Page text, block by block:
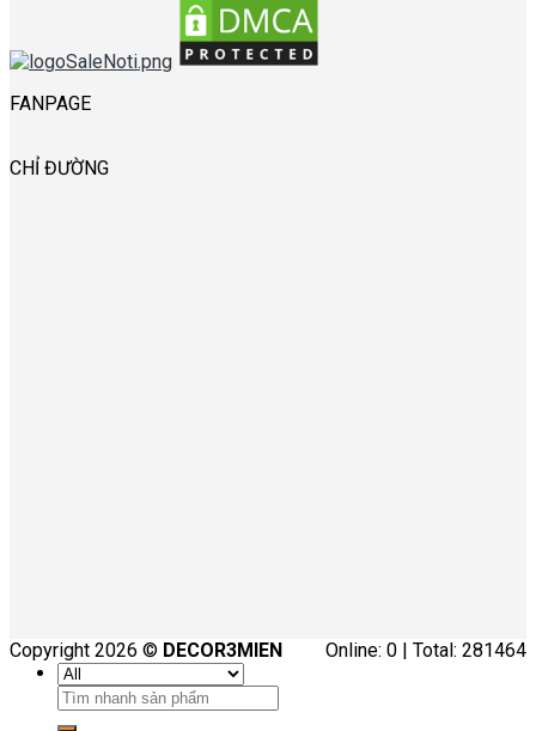
FANPAGE
CHỈ ĐƯỜNG
Online: 0 | Total: 281464
Copyright 2026 © DECOR3MIEN
Tìm
kiếm: